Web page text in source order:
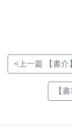
<上一篇 【書介
【